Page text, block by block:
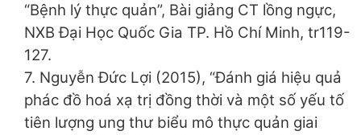
“Bệnh lý thực quản”, Bài giảng CT lồng ngực,
NXB Đại Học Quốc Gia TP. Hồ Chí Minh, tr119-
127.
7. Nguyễn Đức Lợi (2015), “Đánh giá hiệu quả
phác đồ hoá xạ trị đồng thời và một số yếu tố
tiên lượng ung thư biểu mô thực quản giai